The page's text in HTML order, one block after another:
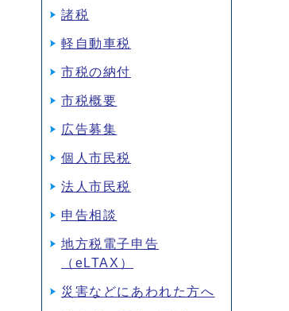
諸税
軽自動車税
市税の納付
市税概要
広告募集
個人市民税
法人市民税
申告相談
地方税電子申告
（eLTAX）
災害などにあわれた方へ